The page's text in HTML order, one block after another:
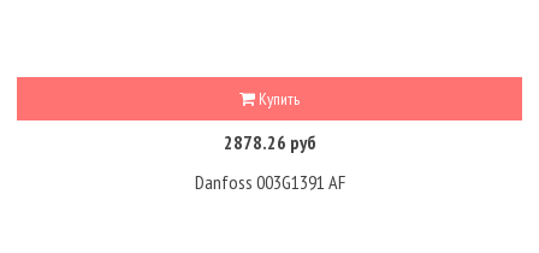
Купить
2878.26 руб
Danfoss 003G1391 AF